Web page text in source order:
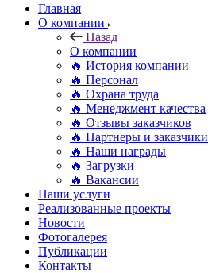
Главная
О компании
Назад
О компании
🔥 История компании
🔥 Персонал
🔥 Охрана труда
🔥 Менеджмент качества
🔥 Отзывы заказчиков
🔥 Партнеры и заказчики
🔥 Наши награды
🔥 Загрузки
🔥 Вакансии
Наши услуги
Реализованные проекты
Новости
Фотогалерея
Публикации
Контакты